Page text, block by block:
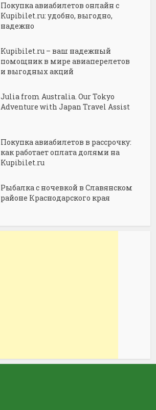
Покупка авиабилетов онлайн с
Kupibilet.ru: удобно, выгодно,
надежно
Kupibilet.ru – ваш надежный
помощник в мире авиаперелетов
и выгодных акций
Julia from Australia. Our Tokyo
Adventure with Japan Travel Assist
Покупка авиабилетов в рассрочку:
как работает оплата долями на
Kupibilet.ru
Рыбалка с ночевкой в Славянском
районе Краснодарского края